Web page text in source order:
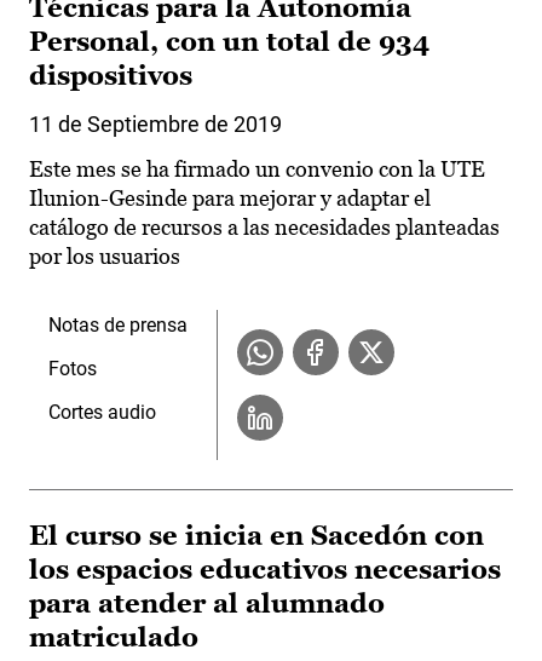
Técnicas para la Autonomía
Personal, con un total de 934
dispositivos
11 de Septiembre de 2019
Este mes se ha firmado un convenio con la UTE
Ilunion-Gesinde para mejorar y adaptar el
catálogo de recursos a las necesidades planteadas
por los usuarios
Notas de prensa
Fotos
Cortes audio
El curso se inicia en Sacedón con
los espacios educativos necesarios
para atender al alumnado
matriculado